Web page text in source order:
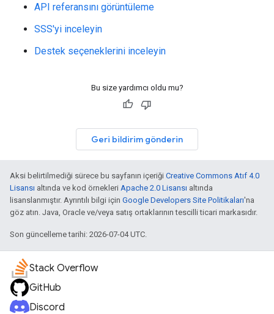
API referansını görüntüleme
SSS'yi inceleyin
Destek seçeneklerini inceleyin
Bu size yardımcı oldu mu?
Geri bildirim gönderin
Aksi belirtilmediği sürece bu sayfanın içeriği Creative Commons Atıf 4.0
Lisansı altında ve kod örnekleri Apache 2.0 Lisansı altında
lisanslanmıştır. Ayrıntılı bilgi için Google Developers Site Politikaları'na
göz atın. Java, Oracle ve/veya satış ortaklarının tescilli ticari markasıdır.
Son güncelleme tarihi: 2026-07-04 UTC.
Stack Overflow
GitHub
Discord